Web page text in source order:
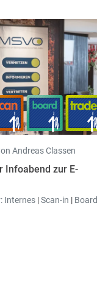
Andreas Classen
Infoabend zur E-
Internes |Scan-in |